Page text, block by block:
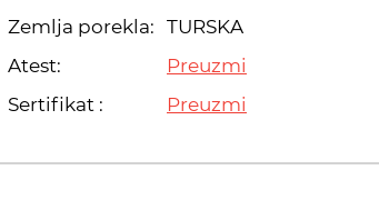
Zemlja porekla: TURSKA
Atest:
Preuzmi
Sertifikat :
Preuzmi